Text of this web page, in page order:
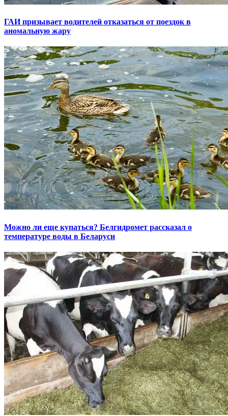
ГАИ призывает водителей отказаться от поездок в
аномальную жару
Можно ли еще купаться? Белгидромет рассказал о
температуре воды в Беларуси